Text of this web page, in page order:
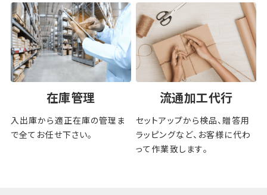
在庫管理
入出庫から適正在庫の管理ま
で全てお任せ下さい。
流通加工代行
セットアップから検品、贈答用
ラッピングなど、お客様に代わ
って作業致します。